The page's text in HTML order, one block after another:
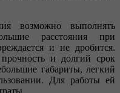
возможно выполнять
расстояния при
и не дробится.
и долгий срок
габариты, легкий
Для работы ей